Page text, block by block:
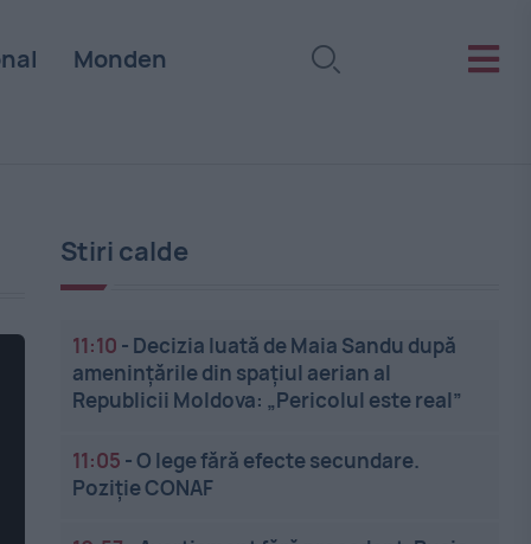
Monden
Stiri calde
11:10 - Decizia luată de Maia Sandu după
amenințările din spațiul aerian al
Republicii Moldova: „Pericolul este real”
11:05 -O lege fără efecte secundare.
Poziție CONAF